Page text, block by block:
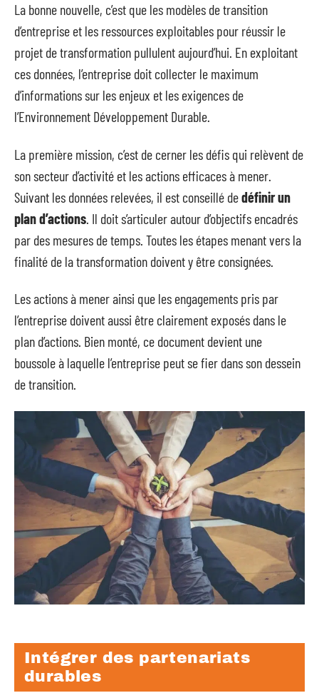
La bonne nouvelle, c’est que les modèles de transition
d’entreprise et les ressources exploitables pour réussir le
projet de transformation pullulent aujourd’hui. En exploitant
ces données, l’entreprise doit collecter le maximum
d’informations sur les enjeux et les exigences de
l’Environnement Développement Durable.
La première mission, c’est de cerner les défis qui relèvent de
son secteur d’activité et les actions efficaces à mener.
Suivant les données relevées, il est conseillé dedéfinir un
plan d’actions . Il doit s’articuler autour d’objectifs encadrés
par des mesures de temps. Toutes les étapes menant vers la
finalité de la transformation doivent y être consignées.
Les actions à mener ainsi que les engagements pris par
l’entreprise doivent aussi être clairement exposés dans le
plan d’actions. Bien monté, ce document devient une
boussole à laquelle l’entreprise peut se fier dans son dessein
de transition.
Intégrer des partenariats
durables